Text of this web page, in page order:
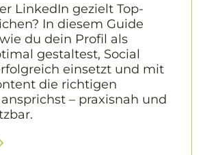
LinkedIn gezielt Top-
In diesem Guide
du dein Profil als
gestaltest, Social
einsetzt und mit
die richtigen
– praxisnah und